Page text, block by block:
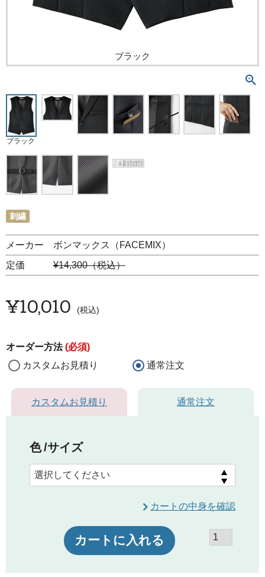
ブラック
ブラック
刺繍
メーカー ボンマックス（FACEMIX）
定価 ¥14,300（税込）
¥10,010 税込
オーダー方法(必須)
カスタムお見積り
通常注文
カスタムお見積り 通常注文
色 サイズ
カートの中身を確認
カートに入れる